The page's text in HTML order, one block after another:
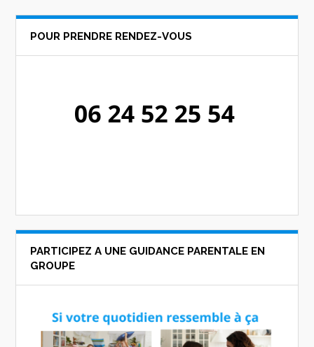
POUR PRENDRE RENDEZ-VOUS
PARTICIPEZ A UNE GUIDANCE PARENTALE EN
GROUPE